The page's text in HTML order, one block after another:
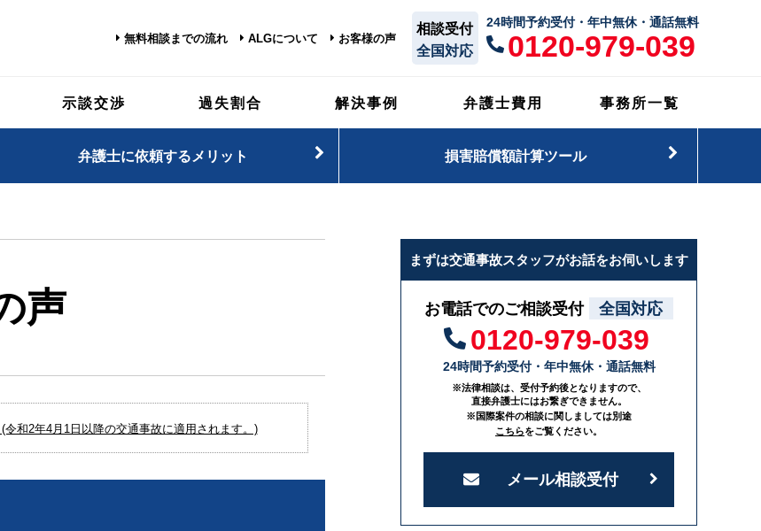
無料相談までの流れ ALGについて お客様の声
相談受付
全国対応
24時間予約受付・年中無休・通話無料
0120-979-039
示談交渉 過失割合 解決事例 弁護士費用 事務所一覧
弁護士に依頼するメリット 損害賠償額計算ツール
声
和2年4月1日以降の交通事故に適用されます。)
まずは交通事故スタッフがお話をお伺いします
お電話でのご相談受付 全国対応
0120-979-039
24時間予約受付・年中無休・通話無料
※法律相談は、受付予約後となりますので、
直接弁護士にはお繋ぎできません。
※国際案件の相談に関しましては別途
こちらをご覧ください。
メール相談受付